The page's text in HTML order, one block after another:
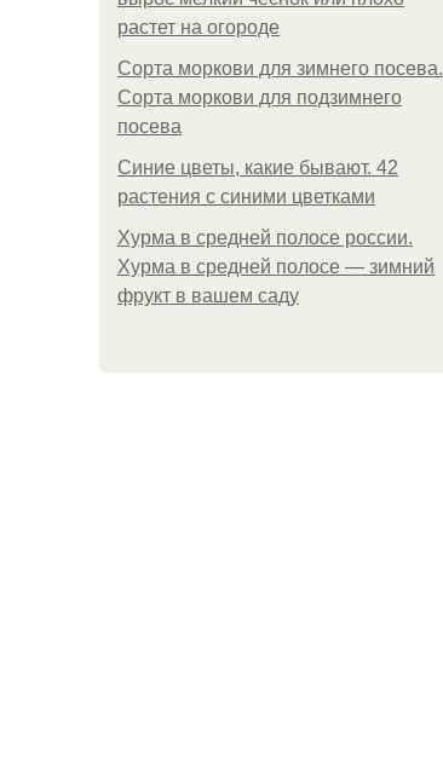
растет на огороде
Сорта моркови для зимнего посева.
Сорта моркови для подзимнего
посева
Синие цветы, какие бывают. 42
растения с синими цветками
Хурма в средней полосе россии.
Хурма в средней полосе — зимний
фрукт в вашем саду